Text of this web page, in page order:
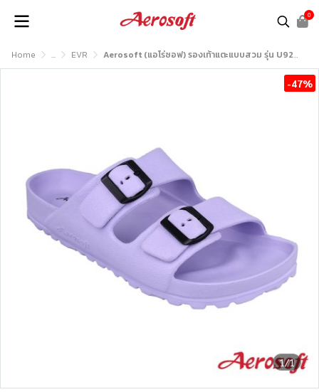
0
Home ... EVR Aerosoft (แอโร่ซอฟ) รองเท้าแตะแบบสวม รุ่น U9201
1/1
-47%